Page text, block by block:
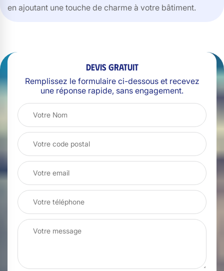
en ajoutant une touche de charme à votre bâtiment.
Devis gratuit
Remplissez le formulaire ci-dessous et recevez
une réponse rapide, sans engagement.